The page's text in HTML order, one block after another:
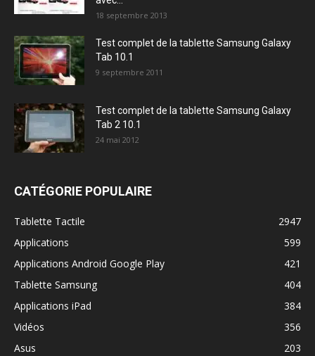
18 septembre 2013
Test complet de la tablette Samsung Galaxy
Tab 10.1
9 septembre 2011
Test complet de la tablette Samsung Galaxy
Tab 2 10.1
24 mai 2012
CATÉGORIE POPULAIRE
Tablette Tactile
2947
Applications
599
Applications Android Google Play
421
Tablette Samsung
404
Applications iPad
384
Vidéos
356
Asus
203